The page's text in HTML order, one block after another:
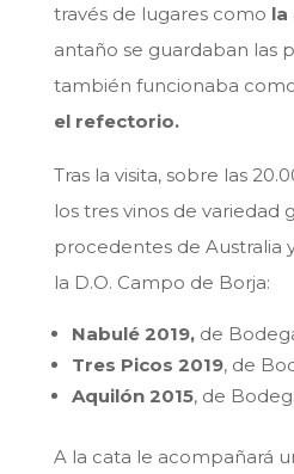
través de lugares como la
antaño se guardaban las
también funcionaba
el refectorio.
Tras la visita, sobre las
los tres vinos de variedad
procedentes de Australia
la D.O. Campo de Borja:
Nabulé 2019,de
Tres Picos 2019, de
Aquilón 2015, de
A la cata le acompañará